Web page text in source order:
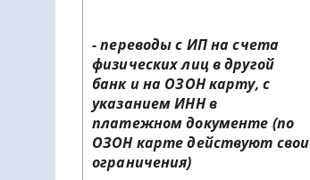
- переводы с ИП на счета
физических лиц в другой
банк и на ОЗОН карту, с
указанием ИНН в
платежном документе (по
ОЗОН карте действуют свои
ограничения)